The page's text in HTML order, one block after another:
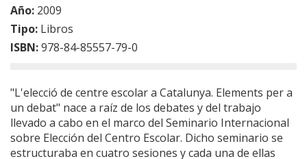
Año: 2009
Tipo: Libros
ISBN:978-84-85557-79-0
"L'elecció de centre escolar a Catalunya. Elements per a
un debat" nace a raíz de los debates y del trabajo
llevado a cabo en el marco del Seminario Internacional
sobre Elección del Centro Escolar. Dicho seminario se
estructuraba en cuatro sesiones y cada una de ellas